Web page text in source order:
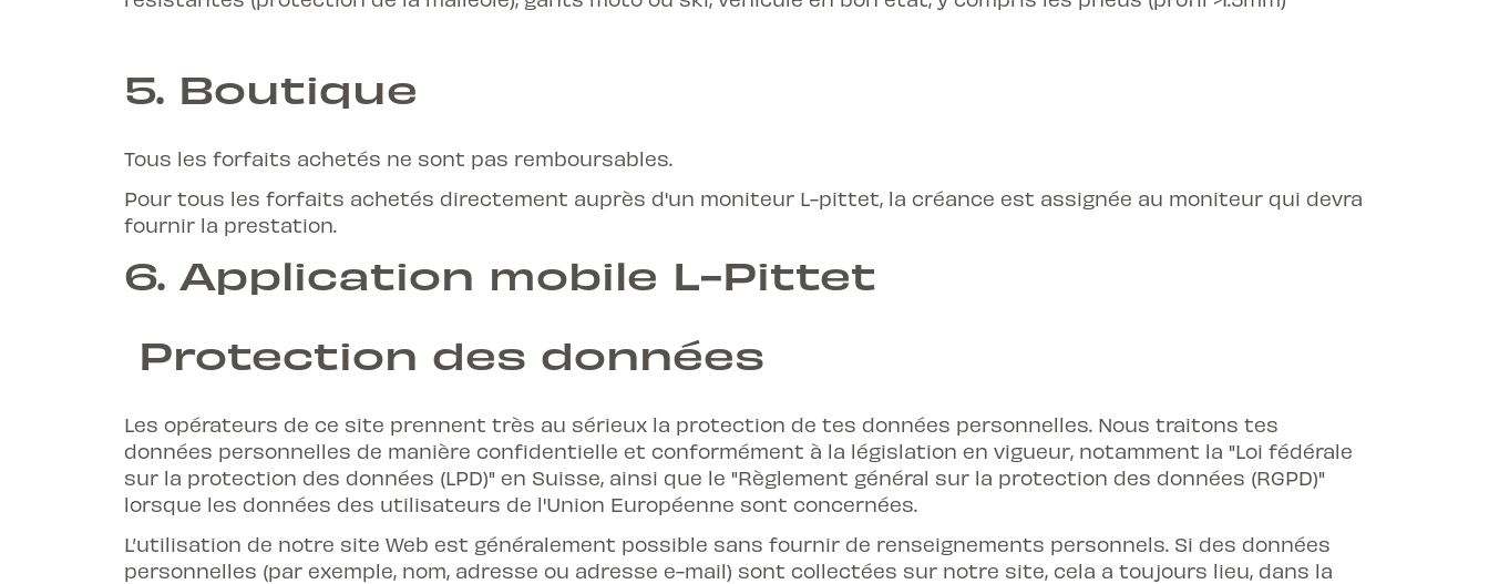
5. Boutique
Tous les forfaits achetés ne sont pas remboursables.
Pour tous les forfaits achetés directement auprès d'un moniteur L-pittet, la créance est assignée au moniteur qui devra
fournir la prestation.
6. Application mobile L-Pittet
Protection des données
Les opérateurs de ce site prennent très au sérieux la protection de tes données personnelles. Nous traitons tes
données personnelles de manière confidentielle et conformément à la législation en vigueur, notamment la "Loi fédérale
sur la protection des données (LPD)" en Suisse, ainsi que le "Règlement général sur la protection des données (RGPD)"
lorsque les données des utilisateurs de l'Union Européenne sont concernées.
L’utilisation de notre site Web est généralement possible sans fournir de renseignements personnels. Si des données
personnelles (par exemple, nom, adresse ou adresse e-mail) sont collectées sur notre site, cela a toujours lieu, dans la